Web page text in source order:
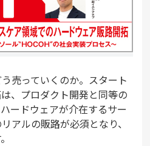
売っていくのか。スタート
、プロダクト開発と同等の
ードウェアが介在するサー
アルの販路が必須となり、